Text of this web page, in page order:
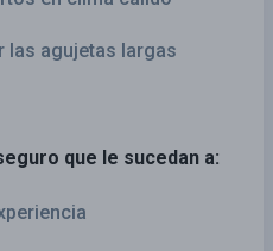
las agujetas largas
que le sucedan a: